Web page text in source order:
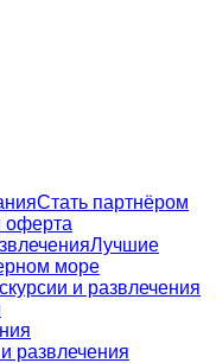
Стать партнёром
оферта
Лучшие
море
и развлечения
развлечения